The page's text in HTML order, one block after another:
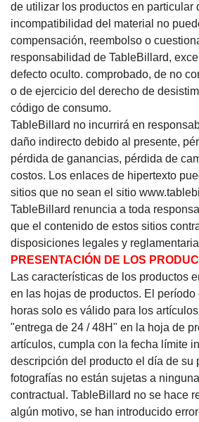
de utilizar los productos en particular
incompatibilidad del material no
compensación, reembolso o
responsabilidad de TableBillard,
defecto oculto. comprobado, de no
o de ejercicio del derecho de
código de consumo.
TableBillard no incurrirá en
daño indirecto debido al presente,
pérdida de ganancias, pérdida de
costos. Los enlaces de hipertexto
sitios que no sean el sitio
TableBillard renuncia a toda
que el contenido de estos sitios
disposiciones legales y
PRESENTACIÓN DE LOS
Las características de los productos
en las hojas de productos. El período
horas solo es válido para los
"entrega de 24 / 48H" en la hoja de
artículos, cumpla con la fecha límite
descripción del producto el día de su
fotografías no están sujetas a
contractual. TableBillard no se hace
algún motivo, se han introducido